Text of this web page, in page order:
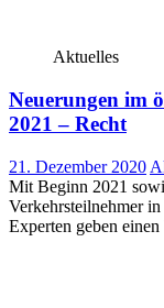
Aktuelles
Neuerungen im
2021 – Recht
21. Dezember 2020
Mit Beginn 2021
Verkehrsteilnehmer
Experten geben